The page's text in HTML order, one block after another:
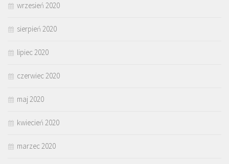
wrzesień 2020
sierpień 2020
lipiec 2020
czerwiec 2020
maj 2020
kwiecień 2020
marzec 2020